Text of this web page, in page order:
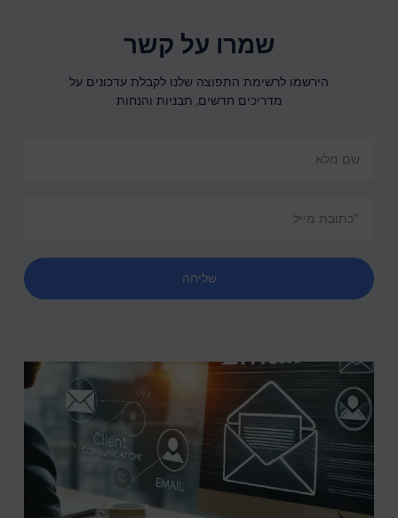
שמרו על קשר
הירשמו לרשימת התפוצה שלנו לקבלת עדכונים על
מדריכים חדשים, תבניות והנחות
שליחה